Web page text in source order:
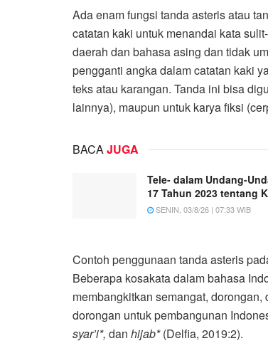
Ada enam fungsi tanda asteris atau
catatan kaki untuk menandai kata
daerah dan bahasa asing dan tidak
pengganti angka dalam catatan kaki
teks atau karangan. Tanda ini bisa
lainnya), maupun untuk karya fiksi
BACAJUGA
Tele- dalam Undang-
17 Tahun 2023 tentang
SENIN, 03/8/26 | 07:33 WIB
Contoh penggunaan tanda asteris
Beberapa kosakata dalam bahasa
membangkitkan semangat,
dorongan untuk pembangunan
syar’i*, dan hijab*(Delfia, 2019:2).